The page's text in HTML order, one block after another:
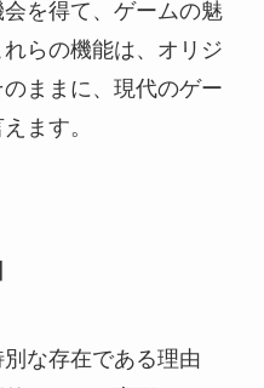
を得て、ゲームの魅
らの機能は、オリジ
ままに、現代のゲー
ます。
別な存在である理由